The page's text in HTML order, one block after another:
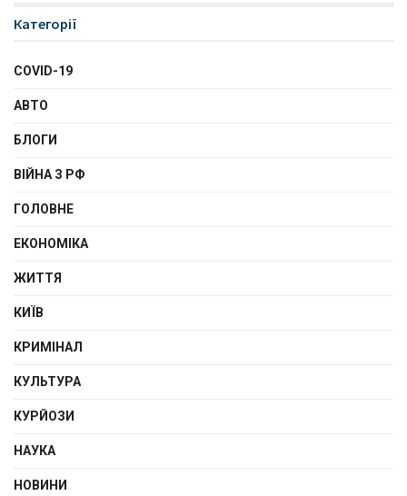
Категорії
COVID-19
АВТО
БЛОГИ
ВІЙНА З РФ
ГОЛОВНЕ
ЕКОНОМІКА
ЖИТТЯ
КИЇВ
КРИМІНАЛ
КУЛЬТУРА
КУРЙОЗИ
НАУКА
НОВИНИ